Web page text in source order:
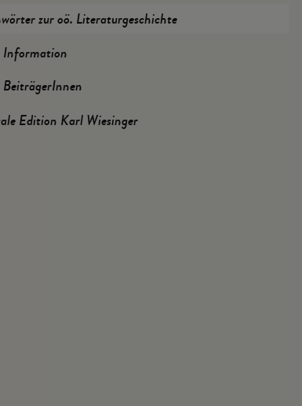
zur oö. Literaturgeschichte
Information
BeiträgerInnen
Edition Karl Wiesinger